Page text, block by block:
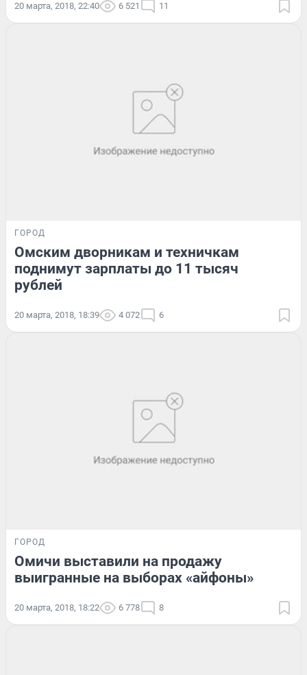
20 марта, 2018, 22:40 6 521 11
ГОРОД
Омским дворникам и техничкам
поднимут зарплаты до 11 тысяч
рублей
20 марта, 2018, 18:39 4 072 6
ГОРОД
Омичи выставили на продажу
выигранные на выборах «айфоны»
20 марта, 2018, 18:22 6 778 8